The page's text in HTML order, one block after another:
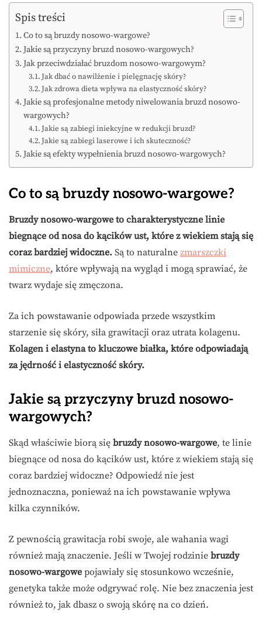
Spis treści
Co to są bruzdy nosowo-wargowe?
Jakie są przyczyny bruzd nosowo-wargowych?
Jak przeciwdziałać bruzdom nosowo-wargowym?
Jak dbać o nawilżenie i pielęgnację skóry?
Jak zdrowa dieta wpływa na elastyczność skóry?
Jakie są profesjonalne metody niwelowania bruzd nosowo-
wargowych?
Jakie są zabiegi iniekcyjne w redukcji bruzd?
Jakie są zabiegi laserowe i ich skuteczność?
Jakie są efekty wypełnienia bruzd nosowo-wargowych?
Co to są bruzdy nosowo-wargowe?
Bruzdy nosowo-wargowe to charakterystyczne linie
biegnące od nosa do kącików ust, które z wiekiem stają się
coraz bardziej widoczne. Są to naturalne zmarszczki
mimiczne, które wpływają na wygląd i mogą sprawiać, że
twarz wydaje się zmęczona.
Za ich powstawanie odpowiada przede wszystkim
starzenie się skóry, siła grawitacji oraz utrata kolagenu.
Kolagen i elastyna to kluczowe białka, które odpowiadają
za jędrność i elastyczność skóry.
Jakie są przyczyny bruzd nosowo-
wargowych?
Skąd właściwie biorą się bruzdy nosowo-wargowe, te linie
biegnące od nosa do kącików ust, które z wiekiem stają się
coraz bardziej widoczne? Odpowiedź nie jest
jednoznaczna, ponieważ na ich powstawanie wpływa
kilka czynników.
Z pewnością grawitacja robi swoje, ale wahania wagi
również mają znaczenie. Jeśli w Twojej rodzinie bruzdy
nosowo-wargowe pojawiały się stosunkowo wcześnie,
genetyka także może odgrywać rolę. Nie bez znaczenia jest
również to, jak dbasz o swoją skórę na co dzień.